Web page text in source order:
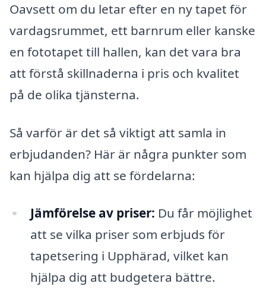
Oavsett om du letar efter en ny tapet för
vardagsrummet, ett barnrum eller kanske
en fototapet till hallen, kan det vara bra
att förstå skillnaderna i pris och kvalitet
på de olika tjänsterna.
Så varför är det så viktigt att samla in
erbjudanden? Här är några punkter som
kan hjälpa dig att se fördelarna:
Jämförelse av priser: Du får möjlighet
att se vilka priser som erbjuds för
tapetsering i Upphärad, vilket kan
hjälpa dig att budgetera bättre.